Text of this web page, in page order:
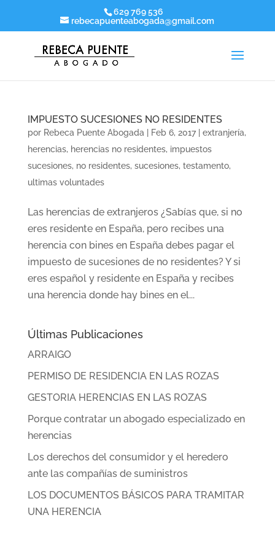
629 769 536
rebecapuenteabogada@gmail.com
IMPUESTO SUCESIONES NO RESIDENTES
por Rebeca Puente Abogada Feb 6, 2017| extranjería,
herencias, herencias no residentes, impuestos
sucesiones, no residentes, sucesiones, testamento,
ultimas voluntades
Las herencias de extranjeros ¿Sabías que, si no
eres residente en España, pero recibes una
herencia con bines en España debes pagar el
impuesto de sucesiones de no residentes? Y si
eres español y residente en España y recibes
una herencia donde hay bines en el...
Últimas Publicaciones
ARRAIGO
PERMISO DE RESIDENCIA EN LAS ROZAS
GESTORIA HERENCIAS EN LAS ROZAS
Porque contratar un abogado especializado en
herencias
Los derechos del consumidor y el heredero
ante las compañías de suministros
LOS DOCUMENTOS BÁSICOS PARA TRAMITAR
UNA HERENCIA